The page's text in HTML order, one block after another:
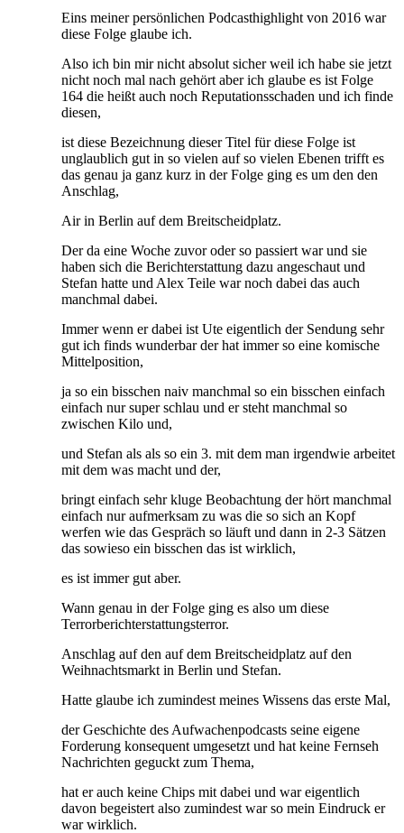
Eins meiner persönlichen Podcasthighlight von 2016 war
diese Folge glaube ich.
Also ich bin mir nicht absolut sicher weil ich habe sie jetzt
nicht noch mal nach gehört aber ich glaube es ist Folge
164 die heißt auch noch Reputationsschaden und ich finde
diesen,
ist diese Bezeichnung dieser Titel für diese Folge ist
unglaublich gut in so vielen auf so vielen Ebenen trifft es
das genau ja ganz kurz in der Folge ging es um den den
Anschlag,
Air in Berlin auf dem Breitscheidplatz.
Der da eine Woche zuvor oder so passiert war und sie
haben sich die Berichterstattung dazu angeschaut und
Stefan hatte und Alex Teile war noch dabei das auch
manchmal dabei.
Immer wenn er dabei ist Ute eigentlich der Sendung sehr
gut ich finds wunderbar der hat immer so eine komische
Mittelposition,
ja so ein bisschen naiv manchmal so ein bisschen einfach
einfach nur super schlau und er steht manchmal so
zwischen Kilo und,
und Stefan als als so ein 3. mit dem man irgendwie arbeitet
mit dem was macht und der,
bringt einfach sehr kluge Beobachtung der hört manchmal
einfach nur aufmerksam zu was die so sich an Kopf
werfen wie das Gespräch so läuft und dann in 2-3 Sätzen
das sowieso ein bisschen das ist wirklich,
es ist immer gut aber.
Wann genau in der Folge ging es also um diese
Terrorberichterstattungsterror.
Anschlag auf den auf dem Breitscheidplatz auf den
Weihnachtsmarkt in Berlin und Stefan.
Hatte glaube ich zumindest meines Wissens das erste Mal,
der Geschichte des Aufwachenpodcasts seine eigene
Forderung konsequent umgesetzt und hat keine Fernseh
Nachrichten geguckt zum Thema,
hat er auch keine Chips mit dabei und war eigentlich
davon begeistert also zumindest war so mein Eindruck er
war wirklich.